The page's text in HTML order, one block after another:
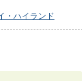
・ハイランド